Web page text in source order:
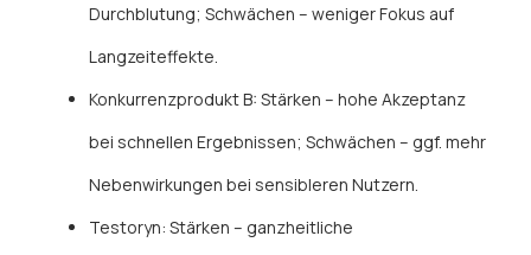
Durchblutung; Schwächen – weniger Fokus auf
Langzeiteffekte.
Konkurrenzprodukt B: Stärken – hohe Akzeptanz
bei schnellen Ergebnissen; Schwächen – ggf. mehr
Nebenwirkungen bei sensibleren Nutzern.
Testoryn: Stärken – ganzheitliche